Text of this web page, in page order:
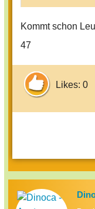
Kommt schon
47
Likes: 0